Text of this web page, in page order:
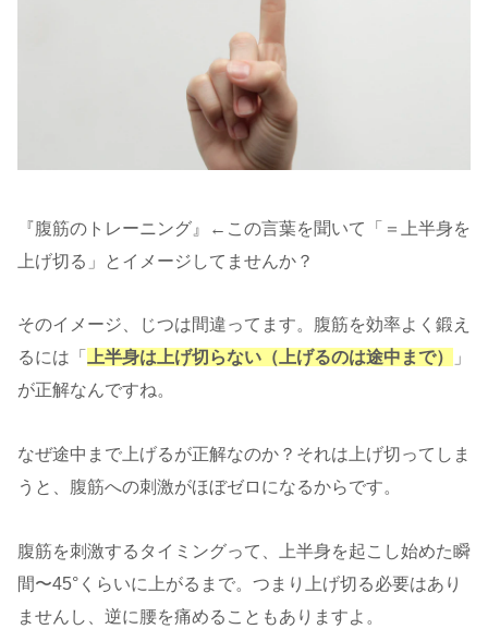
『腹筋のトレーニング』←この言葉を聞いて「＝上半身を
上げ切る」とイメージしてませんか？
そのイメージ、じつは間違ってます。腹筋を効率よく鍛え
るには「
上半身は上げ切らない（上げるのは途中まで）
」
が正解なんですね。
なぜ途中まで上げるが正解なのか？それは上げ切ってしま
うと、腹筋への刺激がほぼゼロになるからです。
腹筋を刺激するタイミングって、上半身を起こし始めた瞬
間〜45°くらいに上がるまで。つまり上げ切る必要はあり
ませんし、逆に腰を痛めることもありますよ。